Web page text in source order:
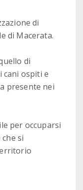
di
di Macerata.
di
cani ospiti e
presente nei
per occuparsi
si